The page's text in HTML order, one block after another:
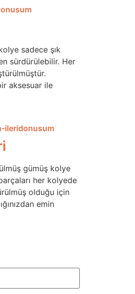
sadece şık
sürdürülebilir. Her
aksesuar ile
gümüş kolye
her kolyede
olduğu için
emin